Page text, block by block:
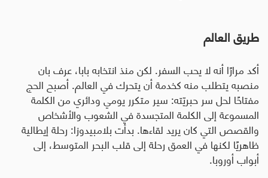
طريق العالم
أكد مرارًا أنه لا يحب السفر. لكن منذ انتخابه بابا، عرف بان
منصبه يتطلب منه كخدمة أن يتحرك في العالم. أصبح الحج
مفتاحًا لحل سر حبريّته: سير متكرر يومي ودائري من الكلمة
المسموعة إلى الكلمة المتجسدة في الشعوب والأشخاص
والقصص التي كان يريد لقاءها. بدأت بلامبيدوزا: رحلة إيطالية
ظاهريًا لكنها في العمق رحلة إلى قلب البحر المتوسط، إلى
أبواب أوروبا.